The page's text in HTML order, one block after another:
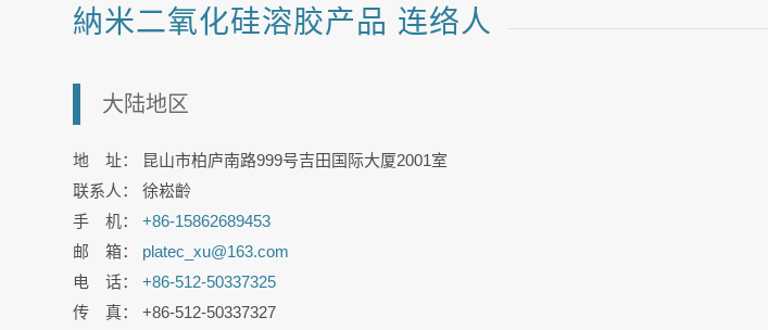
納米二氧化硅溶胶产品 连络人
大陆地区
地 址： 昆山市柏庐南路999号吉田国际大厦2001室
联系人： 徐崧齡
手 机： +86-15862689453
邮 箱： platec_xu@163.com
电 话： +86-512-50337325
传 真： +86-512-50337327